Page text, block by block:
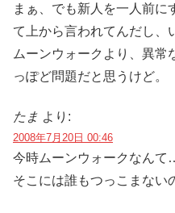
まぁ、でも新人を一人前に
て上から言われてんだし、
ムーンウォークより、異常
っぽど問題だと思うけど。
たま より:
2008年7月20日 00:46
今時ムーンウォークなんて
そこには誰もつっこまない